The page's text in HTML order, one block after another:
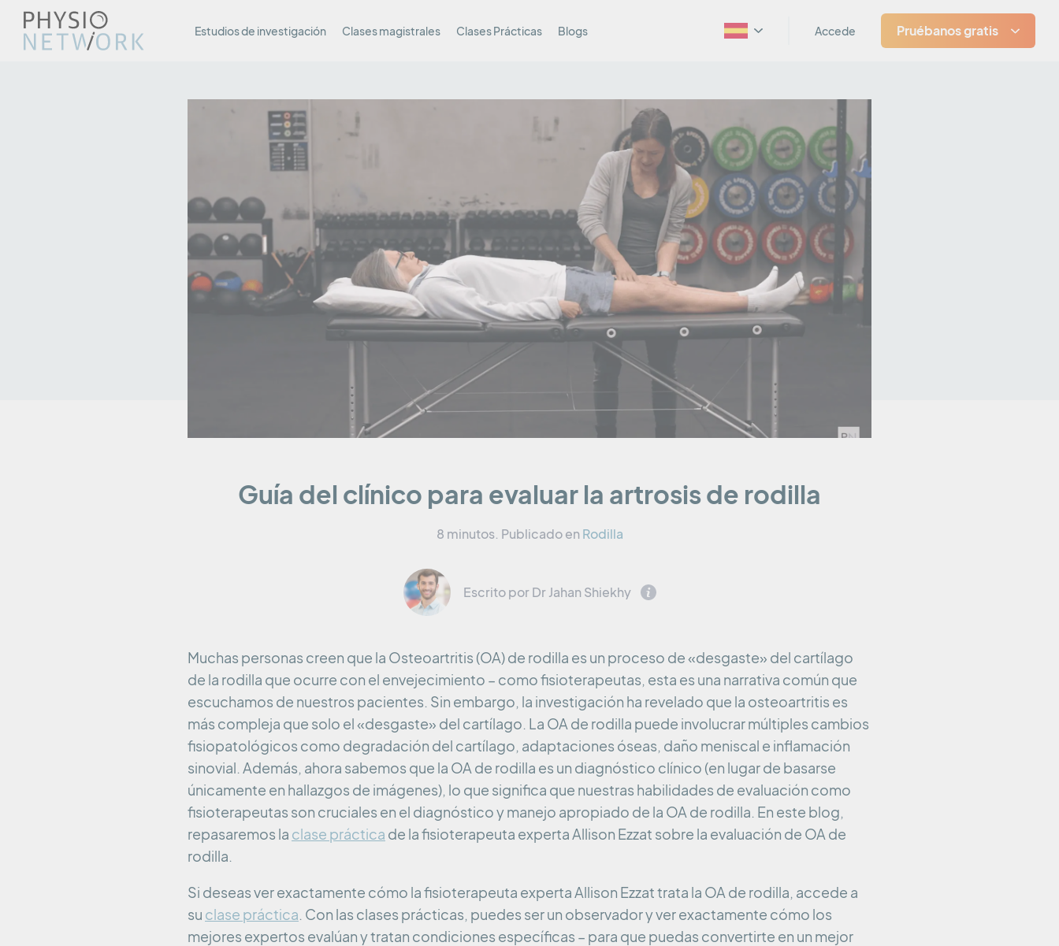
Estudios de investigación Clases magistrales Clases Prácticas Blogs Accede Pruébanos gratis
Guía del clínico para evaluar la artrosis de rodilla
8 minutos. Publicado en Rodilla
Escrito por Dr Jahan Shiekhy
Muchas personas creen que la Osteoartritis (OA) de rodilla es un proceso de «desgaste» del cartílago
de la rodilla que ocurre con el envejecimiento – como fisioterapeutas, esta es una narrativa común que
escuchamos de nuestros pacientes. Sin embargo, la investigación ha revelado que la osteoartritis es
más compleja que solo el «desgaste» del cartílago. La OA de rodilla puede involucrar múltiples cambios
fisiopatológicos como degradación del cartílago, adaptaciones óseas, daño meniscal e inflamación
sinovial. Además, ahora sabemos que la OA de rodilla es un diagnóstico clínico (en lugar de basarse
únicamente en hallazgos de imágenes), lo que significa que nuestras habilidades de evaluación como
fisioterapeutas son cruciales en el diagnóstico y manejo apropiado de la OA de rodilla. En este blog,
repasaremos la clase práctica de la fisioterapeuta experta Allison Ezzat sobre la evaluación de OA de
rodilla.
Si deseas ver exactamente cómo la fisioterapeuta experta Allison Ezzat trata la OA de rodilla, accede a
su clase práctica. Con las clases prácticas, puedes ser un observador y ver exactamente cómo los
mejores expertos evalúan y tratan condiciones específicas – para que puedas convertirte en un mejor